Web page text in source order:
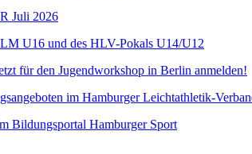
Juli 2026
U16 und des HLV-Pokals U14/U12
für den Jugendworkshop in Berlin anmelden!
im Hamburger Leichtathletik-
Bildungsportal Hamburger Sport